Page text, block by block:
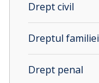
Drept civil
Dreptul familiei
Drept penal